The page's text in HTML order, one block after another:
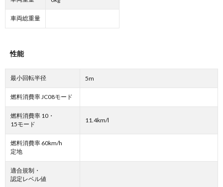
車両総重量
性能
最小回転半径 5m
燃料消費率 JC08モード
燃料消費率 10・
15モード
11.4km/l
燃料消費率 60km/h
定地
適合規制・
認定レベル値